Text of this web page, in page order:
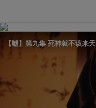
【嘘】第九集 死神就不该来天